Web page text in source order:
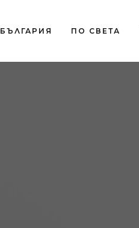
БЪЛГАРИЯ ПО СВЕТА